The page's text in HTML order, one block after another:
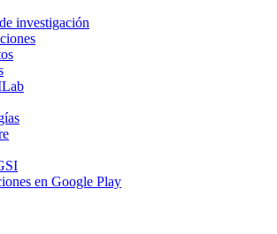
investigación
en Google Play